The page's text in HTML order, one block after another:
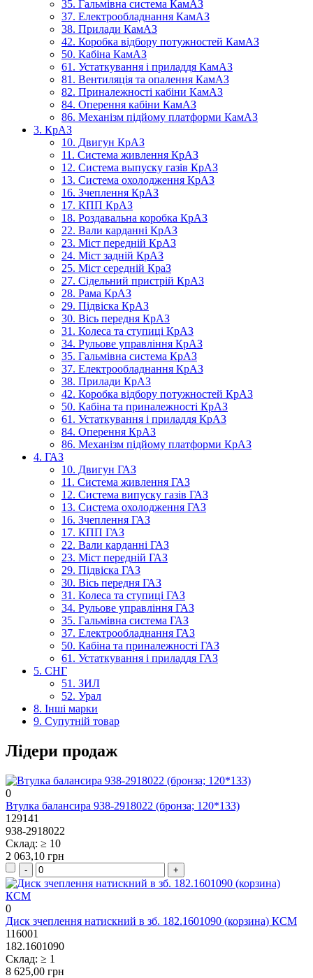
35. Гальмівна система КамАЗ
37. Електрообладнання КамАЗ
38. Прилади КамАЗ
42. Коробка відбору потужностей КамАЗ
50. Кабіна КамАЗ
61. Устаткування і приладдя КамАЗ
81. Вентиляція та опалення КамАЗ
82. Приналежності кабіни КамАЗ
84. Оперення кабіни КамАЗ
86. Механізм підйому платформи КамАЗ
3. КрАЗ
10. Двигун КрАЗ
11. Система живлення КрАЗ
12. Система выпуску газів КрАЗ
13. Система охолодження КрАЗ
16. Зчеплення КрАЗ
17. КПП КрАЗ
18. Роздавальна коробка КрАЗ
22. Вали карданні КрАЗ
23. Міст передній КрАЗ
24. Міст задній КрАЗ
25. Міст середній КраЗ
27. Сідельний пристрій КрАЗ
28. Рама КрАЗ
29. Підвіска КрАЗ
30. Вісь передня КрАЗ
31. Колеса та ступиці КрАЗ
34. Рульове управління КрАЗ
35. Гальмівна система КрАЗ
37. Електрообладнання КрАЗ
38. Прилади КрАЗ
42. Коробка відбору потужностей КрАЗ
50. Кабіна та приналежності КрАЗ
61. Устаткування і приладдя КрАЗ
84. Оперення КрАЗ
86. Механізм підйому платформи КрАЗ
4. ГАЗ
10. Двигун ГАЗ
11. Система живлення ГАЗ
12. Система випуску газів ГАЗ
13. Система охолодження ГАЗ
16. Зчеплення ГАЗ
17. КПП ГАЗ
22. Вали карданні ГАЗ
23. Міст передній ГАЗ
29. Підвіска ГАЗ
30. Вісь передня ГАЗ
31. Колеса та ступиці ГАЗ
34. Рульове управління ГАЗ
35. Гальмівна система ГАЗ
37. Електрообладнання ГАЗ
50. Кабіна та приналежності ГАЗ
61. Устаткування і приладдя ГАЗ
5. СНГ
51. ЗИЛ
52. Урал
8. Інші марки
9. Супутній товар
Лідери продаж
0
Втулка балансира 938-2918022 (бронза; 120*133)
129141
938-2918022
Склад: ≥ 10
2 063,10 грн
0
Диск зчеплення натискний в зб. 182.1601090 (корзина) КСМ
116001
182.1601090
Склад: ≥ 1
8 625,00 грн